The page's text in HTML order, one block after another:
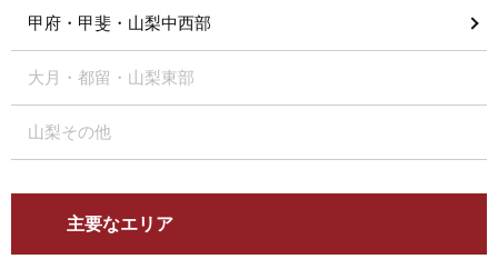
甲府・甲斐・山梨中西部
大月・都留・山梨東部
山梨その他
主要なエリア